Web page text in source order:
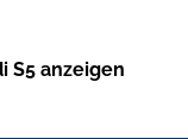
S5 anzeigen